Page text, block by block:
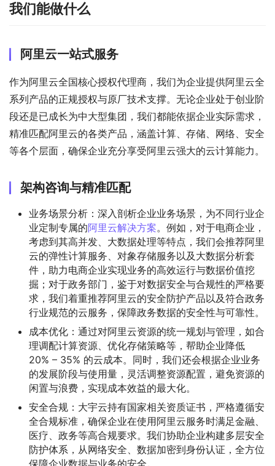
我们能做什么
阿里云一站式服务
作为阿里云全国核心授权代理商，我们为企业提供阿里云全
系列产品的正规授权与原厂技术支撑。无论企业处于创业阶
段还是已成长为中大型集团，我们都能依据企业实际需求，
精准匹配阿里云的各类产品，涵盖计算、存储、网络、安全
等各个层面，确保企业充分享受阿里云强大的云计算能力。
架构咨询与精准匹配
业务场景分析：深入剖析企业业务场景，为不同行业企
业定制专属的阿里云解决方案。例如，对于电商企业，
考虑到其高并发、大数据处理等特点，我们会推荐阿里
云的弹性计算服务、对象存储服务以及大数据分析套
件，助力电商企业实现业务的高效运行与数据价值挖
掘；对于政务部门，鉴于对数据安全与合规性的严格要
求，我们着重推荐阿里云的安全防护产品以及符合政务
行业规范的云服务，保障政务数据的安全性与可靠性。
成本优化：通过对阿里云资源的统一规划与管理，如合
理调配计算资源、优化存储策略等，帮助企业降低
20% – 35% 的云成本。同时，我们还会根据企业业务
的发展阶段与使用量，灵活调整资源配置，避免资源的
闲置与浪费，实现成本效益的最大化。
安全合规：大宇云持有国家相关资质证书，严格遵循安
全合规标准，确保企业在使用阿里云服务时满足金融、
医疗、政务等高合规要求。我们协助企业构建多层安全
防护体系，从网络安全、数据加密到身份认证，全方位
保障企业数据与业务的安全。